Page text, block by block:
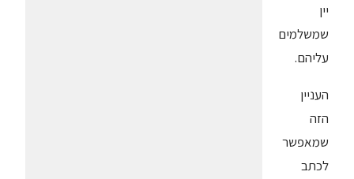
יין
שמשלמים
עליהם.
העניין
הזה
שמאפשר
לכתב